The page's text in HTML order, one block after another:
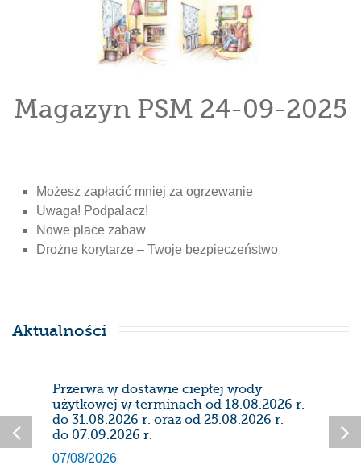
Magazyn PSM 24-09-2025
Możesz zapłacić mniej za ogrzewanie
Uwaga! Podpalacz!
Nowe place zabaw
Drożne korytarze – Twoje bezpieczeństwo
Aktualności
Przerwa w dostawie ciepłej wody
użytkowej w terminach od 18.08.2026 r.
do 31.08.2026 r. oraz od 25.08.2026 r.
do 07.09.2026 r.
07/08/2026